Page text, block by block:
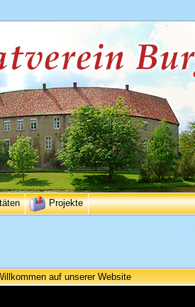
Projekte
auf unserer Website